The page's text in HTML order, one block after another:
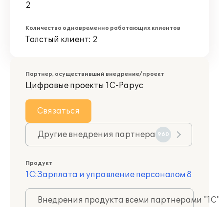
2
Количество одновременно работающих клиентов
Толстый клиент: 2
Партнер, осуществивший внедрение/проект
Цифровые проекты 1С-Рарус
Связаться
Другие внедрения партнера 960
Продукт
1С:Зарплата и управление персоналом 8
Внедрения продукта всеми партнерами